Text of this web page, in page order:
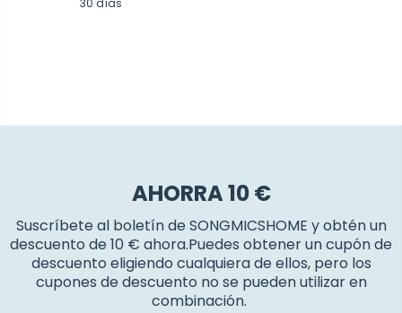
30 días
AHORRA 10 €
Suscríbete al boletín de SONGMICSHOME y obtén un
descuento de 10 € ahora.Puedes obtener un cupón de
descuento eligiendo cualquiera de ellos, pero los
cupones de descuento no se pueden utilizar en
combinación.